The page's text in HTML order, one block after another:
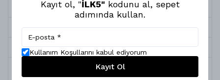
Halı Kalınlığı 5 mm
Halı Tipi Yumuşak Dokuma Taban Halı
Bakım
Robot Süpürge, Silinebilir ve Profesyonel
Kayıt ol, "İLK5" kodunu al, sepet
adımında kullan.
Kullanım Koşullarını kabul ediyorum
Kayıt Ol